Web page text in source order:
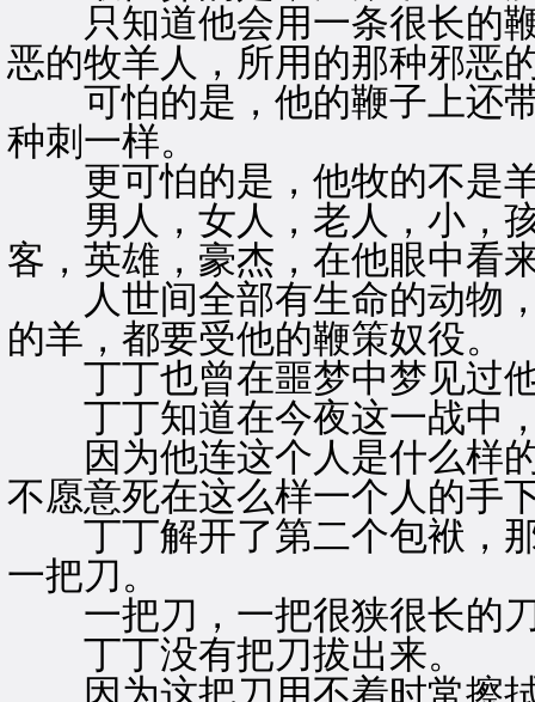
只知道他会用一条很长的鞭
恶的牧羊人，所用的那种邪恶
可怕的是，他的鞭子上还带
种刺一样。
更可怕的是，他牧的不是
男人，女人，老人，小，孩
客，英雄，豪杰，在他眼中看
人世间全部有生命的动物，
的羊，都要受他的鞭策奴役。
丁丁也曾在噩梦中梦见过
丁丁知道在今夜这一战中，
因为他连这个人是什么样的
不愿意死在这么样一个人的手
丁丁解开了第二个包袱，那
一把刀。
一把刀，一把很狭很长的
丁丁没有把刀拔出来。